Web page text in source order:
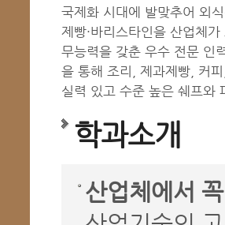
국제화 시대에 발맞추어 외
제빵·바리스타인을 산업체
무능력을 갖춘 우수 전문 인
을 통해 조리, 제과제빵, 커
실력 있고 수준 높은 쉐프와
학과소개
산업체에서